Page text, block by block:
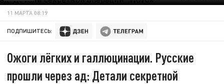
11 МАРТА 08:19
ПОДПИШИТЕСЬ:
Ожоги лёгких и галлюцинации. Русские
прошли через ад: Детали секретной